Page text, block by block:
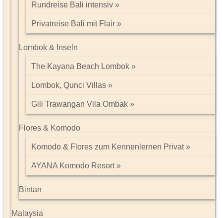
Rundreise Bali intensiv
Privatreise Bali mit Flair
Lombok & Inseln
The Kayana Beach Lombok
Lombok, Qunci Villas
Gili Trawangan Vila Ombak
Flores & Komodo
Komodo & Flores zum Kennenlernen Privat
AYANA Komodo Resort
Bintan
Malaysia